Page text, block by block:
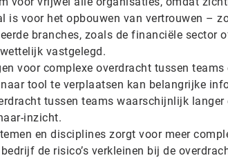
is voor het opbouwen van vertrouwen –
branches, zoals de financiële sector
vastgelegd.
voor complexe overdracht tussen teams
tool te verplaatsen kan belangrijke
tussen teams waarschijnlijk
inzicht.
en disciplines zorgt voor meer
de risico’s verkleinen bij de